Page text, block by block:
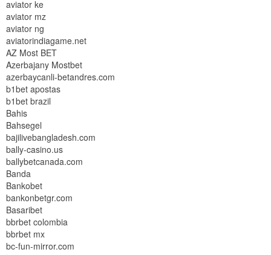
aviator ke
aviator mz
aviator ng
aviatorindiagame.net
AZ Most BET
Azerbajany Mostbet
azerbaycanli-betandres.com
b1bet apostas
b1bet brazil
Bahis
Bahsegel
bajilivebangladesh.com
bally-casino.us
ballybetcanada.com
Banda
Bankobet
bankonbetgr.com
Basaribet
bbrbet colombia
bbrbet mx
bc-fun-mirror.com